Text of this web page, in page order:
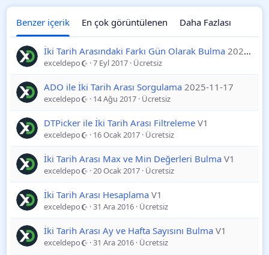
Benzer içerik En çok görüntülenen Daha Fazlası
İki Tarih Arasındaki Farkı Gün Olarak Bulma 2025-11-26
exceldepo 7 Eyl 2017 Ücretsiz
ADO ile İki Tarih Arası Sorgulama 2025-11-17
exceldepo 14 Ağu 2017 Ücretsiz
DTPicker ile İki Tarih Arası Filtreleme V1
exceldepo 16 Ocak 2017 Ücretsiz
İki Tarih Arası Max ve Min Değerleri Bulma V1
exceldepo 20 Ocak 2017 Ücretsiz
İki Tarih Arası Hesaplama V1
exceldepo 31 Ara 2016 Ücretsiz
İki Tarih Arası Ay ve Hafta Sayısını Bulma V1
exceldepo 31 Ara 2016 Ücretsiz